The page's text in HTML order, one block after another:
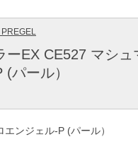
ーEX CE527 マシュ
パール）
ンジェル-P (パール）